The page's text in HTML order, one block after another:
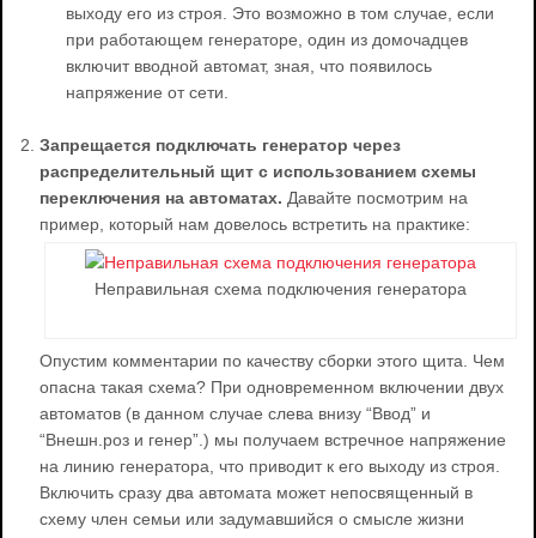
выходу его из строя. Это возможно в том случае, если
при работающем генераторе, один из домочадцев
включит вводной автомат, зная, что появилось
напряжение от сети.
Запрещается подключать генератор через
распределительный щит с использованием схемы
переключения на автоматах. Давайте посмотрим на
пример, который нам довелось встретить на практике:
Неправильная схема подключения генератора
Опустим комментарии по качеству сборки этого щита. Чем
опасна такая схема? При одновременном включении двух
автоматов (в данном случае слева внизу “Ввод” и
“Внешн.роз и генер”.) мы получаем встречное напряжение
на линию генератора, что приводит к его выходу из строя.
Включить сразу два автомата может непосвященный в
схему член семьи или задумавшийся о смысле жизни